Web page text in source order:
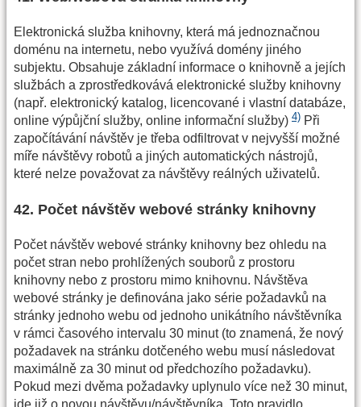
Elektronická služba knihovny, která má jednoznačnou
doménu na internetu, nebo využívá domény jiného
subjektu. Obsahuje základní informace o knihovně a jejích
službách a zprostředkovává elektronické služby knihovny
(např. elektronický katalog, licencované i vlastní databáze,
online výpůjční služby, online informační služby) 4) Při
započítávání návštěv je třeba odfiltrovat v nejvyšší možné
míře návštěvy robotů a jiných automatických nástrojů,
které nelze považovat za návštěvy reálných uživatelů.
42. Počet návštěv webové stránky knihovny
Počet návštěv webové stránky knihovny bez ohledu na
počet stran nebo prohlížených souborů z prostoru
knihovny nebo z prostoru mimo knihovnu. Návštěva
webové stránky je definována jako série požadavků na
stránky jednoho webu od jednoho unikátního návštěvníka
v rámci časového intervalu 30 minut (to znamená, že nový
požadavek na stránku dotčeného webu musí následovat
maximálně za 30 minut od předchozího požadavku).
Pokud mezi dvěma požadavky uplynulo více než 30 minut,